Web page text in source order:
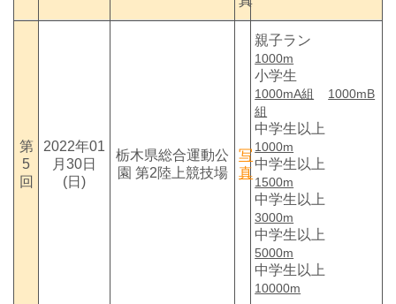
第
5
回
2022年01
月30日
(日)
栃木県総合運動公
園 第2陸上競技場
写
真
親子ラン
1000m
小学生
1000mA組
1000mB
組
中学生以上
1000m
中学生以上
1500m
中学生以上
3000m
中学生以上
5000m
中学生以上
10000m